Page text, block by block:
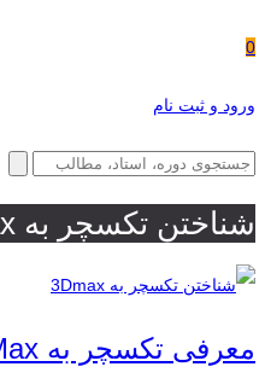
0
ورود و ثبت نام
شناختن تکسچر به 3DMax
معرفی تکسچر به 3DMax